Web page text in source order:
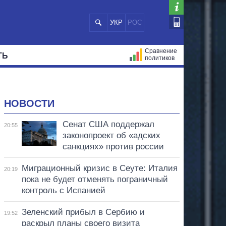
УКР РОС
Сравнение
политиков
НОВОСТИ
20:55
Сенат США поддержал
законопроект об «адских
санкциях» против россии
20:19
Миграционный кризис в Сеуте: Италия
пока не будет отменять пограничный
контроль с Испанией
19:52
Зеленский прибыл в Сербию и
раскрыл планы своего визита